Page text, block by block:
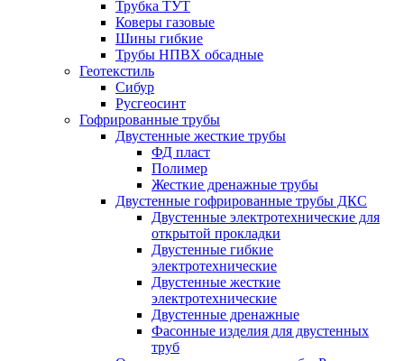
Трубка ТУТ
Коверы газовые
Шины гибкие
Трубы НПВХ обсадные
Геотекстиль
Сибур
Русгеосинт
Гофрированные трубы
Двустенные жесткие трубы
ФД пласт
Полимер
Жесткие дренажные трубы
Двустенные гофрированные трубы ДКС
Двустенные электротехнические для
открытой прокладки
Двустенные гибкие
электротехнические
Двустенные жесткие
электротехнические
Двустенные дренажные
Фасонные изделия для двустенных
труб